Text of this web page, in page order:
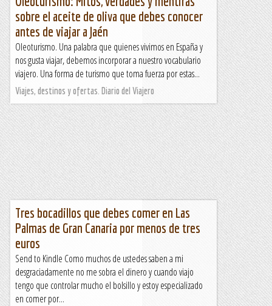
sobre el aceite de oliva que debes conocer
antes de viajar a Jaén
Oleoturismo. Una palabra que quienes vivimos en España y
nos gusta viajar, debemos incorporar a nuestro vocabulario
viajero. Una forma de turismo que toma fuerza por estas...
Viajes, destinos y ofertas. Diario del Viajero
Tres bocadillos que debes comer en Las
Palmas de Gran Canaria por menos de tres
euros
Send to Kindle Como muchos de ustedes saben a mi
desgraciadamente no me sobra el dinero y cuando viajo
tengo que controlar mucho el bolsillo y estoy especializado
en comer por...